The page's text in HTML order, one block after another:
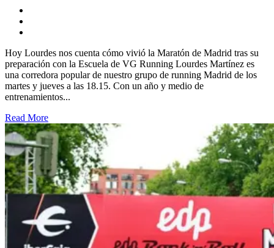
Hoy Lourdes nos cuenta cómo vivió la Maratón de Madrid tras su
preparación con la Escuela de VG Running Lourdes Martínez es
una corredora popular de nuestro grupo de running Madrid de los
martes y jueves a las 18.15. Con un año y medio de
entrenamientos...
Read More